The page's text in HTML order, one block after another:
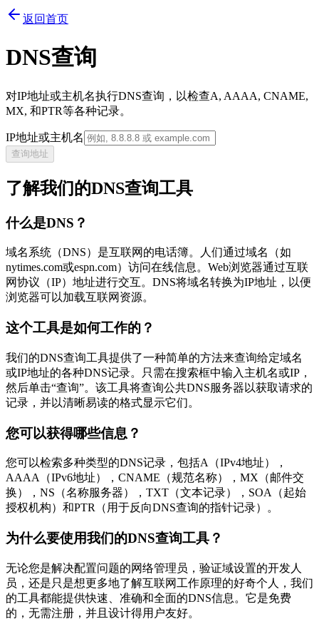
返回首页
DNS查询
对IP地址或主机名执行DNS查询，以检查A, AAAA, CNAME,
MX, 和PTR等各种记录。
IP地址或主机名
查询地址
了解我们的DNS查询工具
什么是DNS？
域名系统（DNS）是互联网的电话簿。人们通过域名（如
nytimes.com或espn.com）访问在线信息。Web浏览器通过互联
网协议（IP）地址进行交互。DNS将域名转换为IP地址，以便
浏览器可以加载互联网资源。
这个工具是如何工作的？
我们的DNS查询工具提供了一种简单的方法来查询给定域名
或IP地址的各种DNS记录。只需在搜索框中输入主机名或IP，
然后单击“查询”。该工具将查询公共DNS服务器以获取请求的
记录，并以清晰易读的格式显示它们。
您可以获得哪些信息？
您可以检索多种类型的DNS记录，包括A（IPv4地址），
AAAA（IPv6地址），CNAME（规范名称），MX（邮件交
换），NS（名称服务器），TXT（文本记录），SOA（起始
授权机构）和PTR（用于反向DNS查询的指针记录）。
为什么要使用我们的DNS查询工具？
无论您是解决配置问题的网络管理员，验证域设置的开发人
员，还是只是想更多地了解互联网工作原理的好奇个人，我们
的工具都能提供快速、准确和全面的DNS信息。它是免费
的，无需注册，并且设计得用户友好。